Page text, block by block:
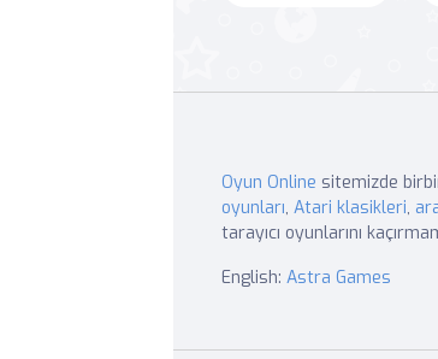
Oyun Online sitemizde
oyunları, Atari klasikleri,
tarayıcı oyunlarını
English: Astra Games